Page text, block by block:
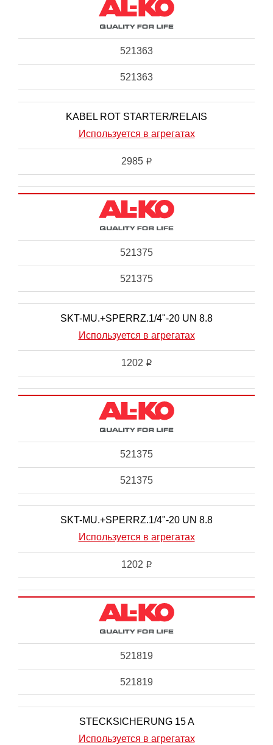
521363
521363
KABEL ROT STARTER/RELAIS
Используется в агрегатах
2985 i
521375
521375
SKT-MU.+SPERRZ.1/4"-20 UN 8.8
Используется в агрегатах
1202 i
521375
521375
SKT-MU.+SPERRZ.1/4"-20 UN 8.8
Используется в агрегатах
1202 i
521819
521819
STECKSICHERUNG 15 A
Используется в агрегатах